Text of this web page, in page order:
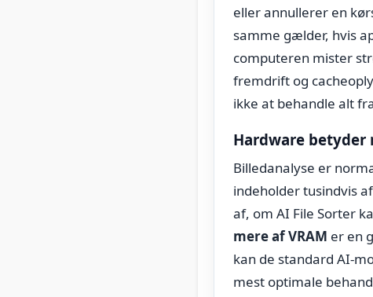
eller annullerer en
samme gælder, hvis
computeren mister
fremdrift og
ikke at behandle alt
Hardware
Billedanalyse er
indeholder tusindvis
af, om AI File Sorter
mere af VRAM er en
kan de standard AI-
mest optimale